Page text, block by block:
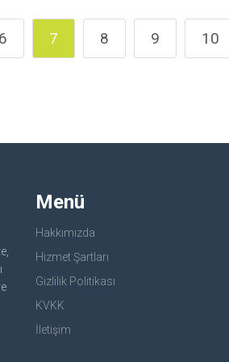
7 8 9 10
Menü
Hakkımızda
Hizmet Şartları
Gizlilik Politikası
KVKK
İletişim